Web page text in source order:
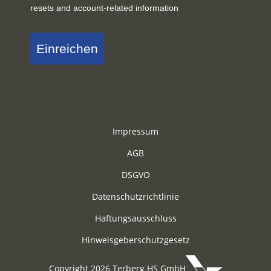
resets and account-related information
Einreichen
Impressum
AGB
DSGVO
Datenschutzrichtlinie
Haftungsausschluss
Hinweisgeberschutzgesetz
Copyright 2026 Terberg HS GmbH